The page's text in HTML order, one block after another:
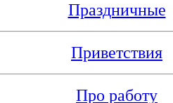
Праздничные
Приветствия
Про работу